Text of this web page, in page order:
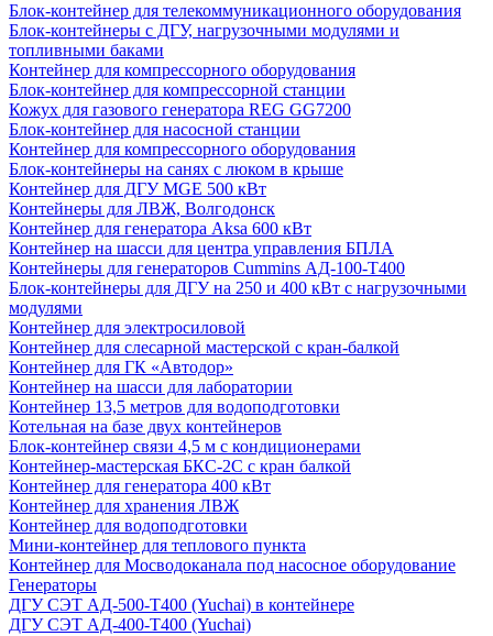
Блок-контейнер для телекоммуникационного оборудования
Блок-контейнеры с ДГУ, нагрузочными модулями и
топливными баками
Контейнер для компрессорного оборудования
Блок-контейнер для компрессорной станции
Кожух для газового генератора REG GG7200
Блок-контейнер для насосной станции
Контейнер для компрессорного оборудования
Блок-контейнеры на санях с люком в крыше
Контейнер для ДГУ MGE 500 кВт
Контейнеры для ЛВЖ, Волгодонск
Контейнер для генератора Aksa 600 кВт
Контейнер на шасси для центра управления БПЛА
Контейнеры для генераторов Cummins АД-100-Т400
Блок-контейнеры для ДГУ на 250 и 400 кВт с нагрузочными
модулями
Контейнер для электросиловой
Контейнер для слесарной мастерской с кран-балкой
Контейнер для ГК «Автодор»
Контейнер на шасси для лаборатории
Контейнер 13,5 метров для водоподготовки
Котельная на базе двух контейнеров
Блок-контейнер связи 4,5 м с кондиционерами
Контейнер-мастерская БКС-2С с кран балкой
Контейнер для генератора 400 кВт
Контейнер для хранения ЛВЖ
Контейнер для водоподготовки
Мини-контейнер для теплового пункта
Контейнер для Мосводоканала под насосное оборудование
Генераторы
ДГУ СЭТ АД-500-Т400 (Yuchai) в контейнере
ДГУ СЭТ АД-400-Т400 (Yuchai)